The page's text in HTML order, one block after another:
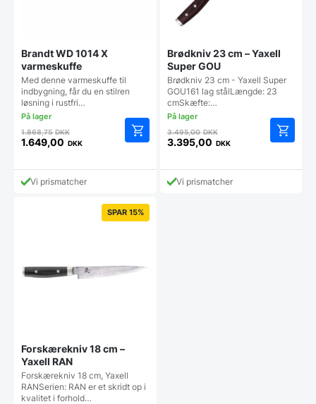
Brandt WD 1014 X
varmeskuffe
Med denne varmeskuffe til
indbygning, får du en stilren
løsning i rustfri…
1.868,75DKKDen
oprindelige
var:
1.868,75 DKK.
1.649,00 DKK
aktuelle
prisVi prismatcher
Brødkniv 23 cm – Yaxell
Super GOU
Brødkniv 23 cm - Yaxell Super
GOU161 lag stålLængde: 23
cmSkæfte:…
3.495,00DKKDen
oprindelige
var:
3.495,00 DKK.
3.395,00 DKK
aktuelle
prisVi prismatcher
SPAR 15%
Forskærekniv 18 cm –
Yaxell RAN
Forskærekniv 18 cm, Yaxell
RANSerien: RAN er et skridt op i
kvalitet i forhold…